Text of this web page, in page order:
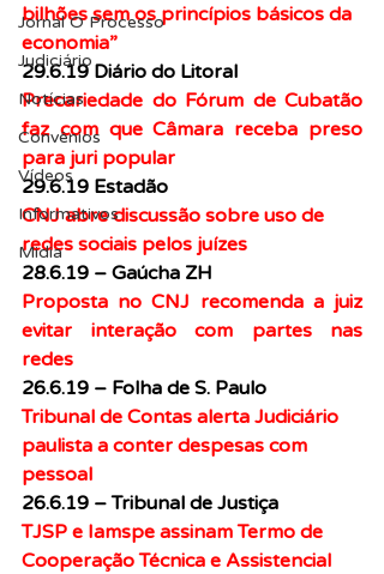
Jornal O Processo
Judiciário
Notícias
Convênios
Vídeos
Informativos
Midia
bilhões sem os princípios básicos da
economia”
29.6.19 Diário do Litoral
Precariedade do Fórum de Cubatão
faz com que Câmara receba preso
para juri popular
29.6.19 Estadão
CNJ abre discussão sobre uso de
redes sociais pelos juízes
28.6.19 – Gaúcha ZH
Proposta no CNJ recomenda a juiz
evitar interação com partes nas
redes
26.6.19 – Folha de S. Paulo
Tribunal de Contas alerta Judiciário
paulista a conter despesas com
pessoal
26.6.19 – Tribunal de Justiça
TJSP e Iamspe assinam Termo de
Cooperação Técnica e Assistencial